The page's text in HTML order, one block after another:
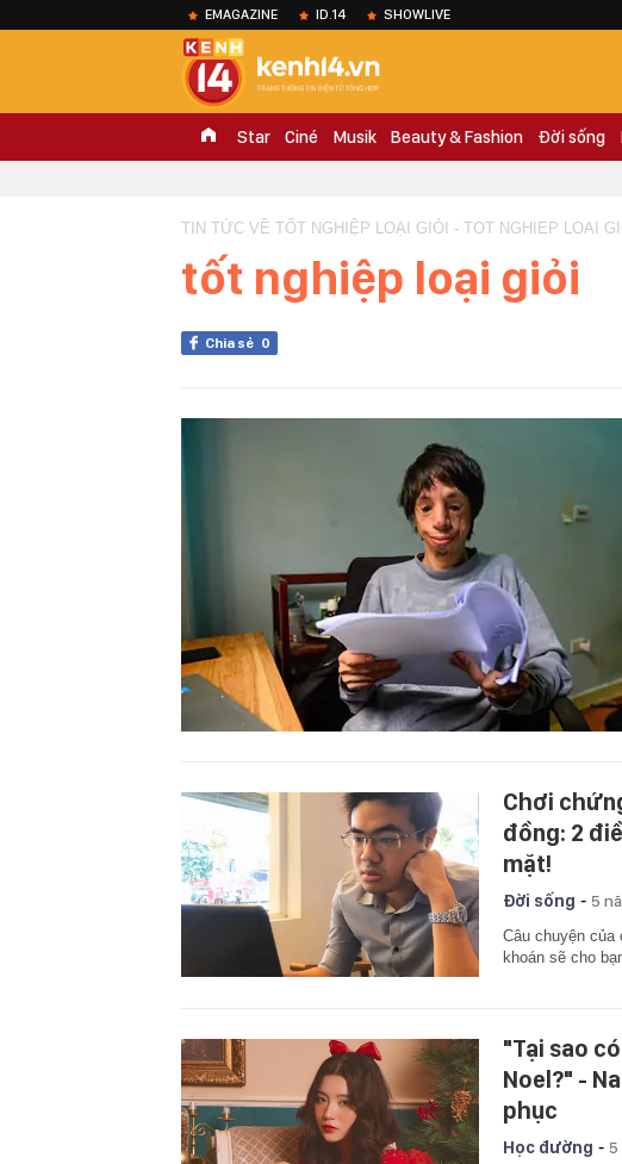
EMAGAZINE ID.14 SHOWLIVE
Star Ciné Musik Beauty & Fashion Đời sống
TIN TỨC VỀ TỐT NGHIỆP LOẠI GIỎI - TOT NGHIEP LOAI
tốt nghiệp loại giỏi
Chia sẻ 0
Chơi
đồng: 2
mặt!
Đời sống - 5
Câu chuyện
khoán sẽ cho
"Tại sao
Noel?" -
phục
Học đường -